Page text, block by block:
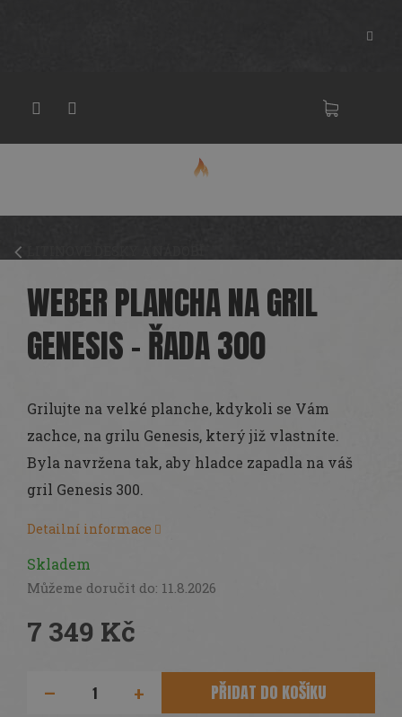
WEBER PLANCHA NA GRIL
GENESIS – ŘADA 300
7 349 Kč
Skladem
Můžeme doručit do: 11.8.2026
PŘIDAT DO KOŠÍKU
Grilujte na velké planche, kdykoli se Vám
zachce, na grilu Genesis, který již vlastníte.
Byla navržena tak, aby hladce zapadla na váš
gril Genesis 300.
Detailní informace